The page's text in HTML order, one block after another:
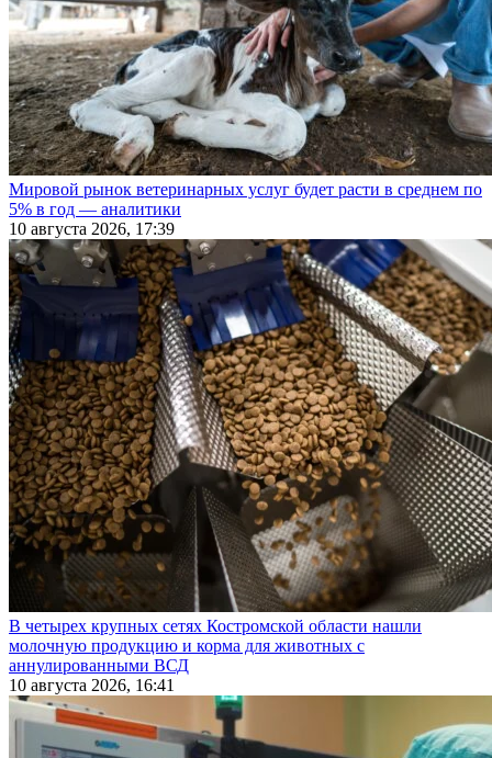
Мировой рынок ветеринарных услуг будет расти в среднем по
5% в год — аналитики
10 августа 2026, 17:39
В четырех крупных сетях Костромской области нашли
молочную продукцию и корма для животных с
аннулированными ВСД
10 августа 2026, 16:41